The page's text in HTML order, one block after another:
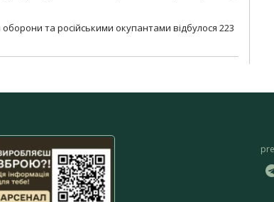
та російськими окупантами відбулося 223